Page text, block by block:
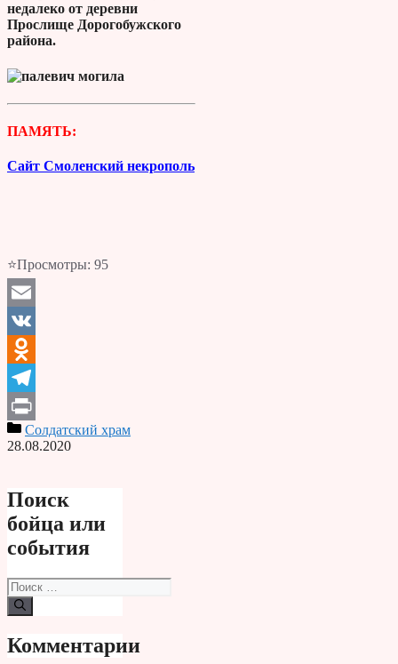
недалеко от деревни
Прослище Дорогобужского
района.
ПАМЯТЬ:
Сайт Смоленский некрополь
⭐Просмотры: 95
Email
VK
Odnoklassniki
Telegram
PrintСолдатский храм
28.08.2020
Поиск
бойца или
события
Поиск:
Комментарии